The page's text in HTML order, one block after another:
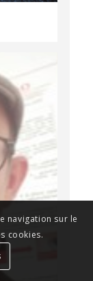
navigation sur le
cookies.